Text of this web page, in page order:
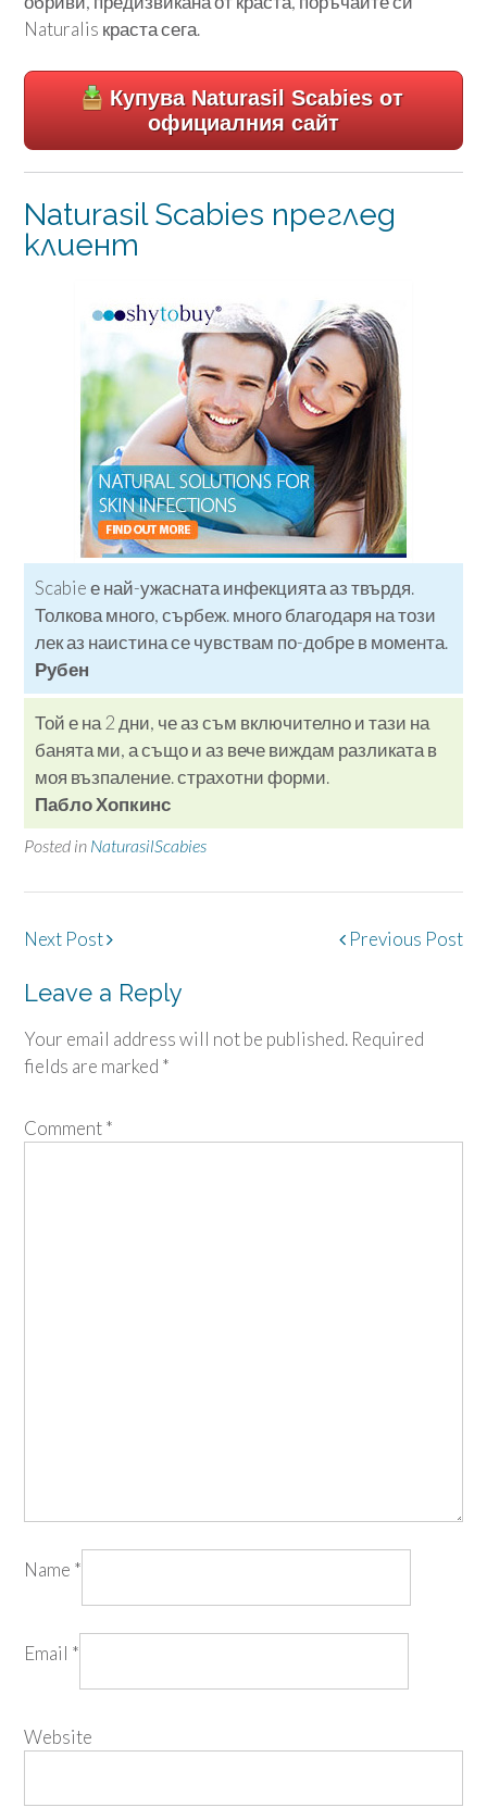
Naturalis краста сега.
Купува Naturasil Scabies от
официалния сайт
Naturasil Scabies преглед
клиент
Scabie е най-ужасната инфекцията аз твърдя.
Толкова много, сърбеж. много благодаря на този
лек аз наистина се чувствам по-добре в момента.
Рубен
Той е на 2 дни, че аз съм включително и тази на
банята ми, а също и аз вече виждам разликата в
моя възпаление. страхотни форми.
Пабло Хопкинс
Posted in NaturasilScabies
Post
Previous Post
Next Post
Leave a Reply
Your email address will not be published. Required
fields are marked *
Comment*
Name *
Email *
Website